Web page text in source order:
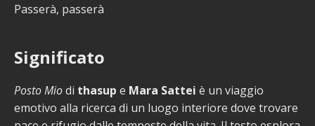
Passerà, passerà
Significato
Posto Miodi thasup e Mara Sattei è un viaggio
emotivo alla ricerca di un luogo interiore dove trovare